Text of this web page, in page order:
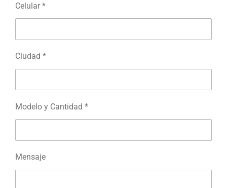
Celular *
Ciudad *
Modelo y Cantidad *
Mensaje